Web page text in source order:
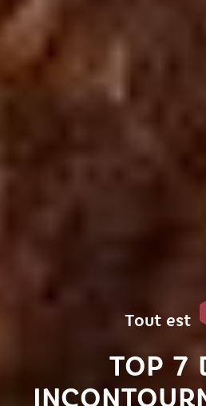
Tout est
TOP 7